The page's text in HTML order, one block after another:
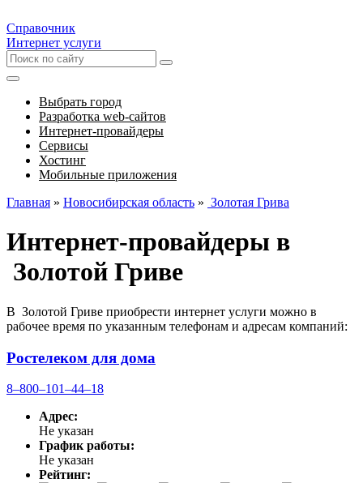
Справочник
Интернет услуги
Выбрать город
Разработка web-сайтов
Интернет-провайдеры
Сервисы
Хостинг
Мобильные приложения
Главная » Новосибирская область » Золотая Грива
Интернет-провайдеры в
Золотой Гриве
В Золотой Гриве приобрести интернет услуги можно в
рабочее время по указанным телефонам и адресам компаний:
Ростелеком для дома
8‒800‒101‒44‒18
Адрес:
Не указан
График работы:
Не указан
Рейтинг: